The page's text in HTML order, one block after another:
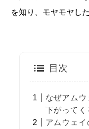
を知り、モヤモヤし
目次
なぜアム
下がってく
アムウェ